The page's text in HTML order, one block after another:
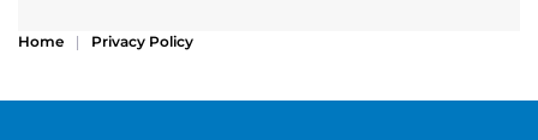
Home Privacy Policy